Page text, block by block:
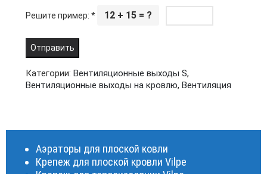
Решите пример: * 12 + 15 = ?
Категории: Вентиляционные выходы S,
Вентиляционные выходы на кровлю, Вентиляция
Аэраторы для плоской ковли
Крепеж для плоской кровли Vilpe